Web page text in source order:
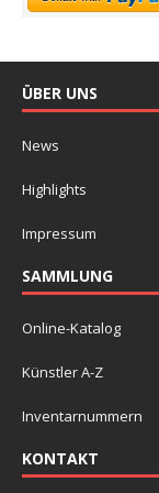
ÜBER UNS
News
Highlights
Impressum
SAMMLUNG
Online-Katalog
Künstler A-Z
Inventarnummern
KONTAKT